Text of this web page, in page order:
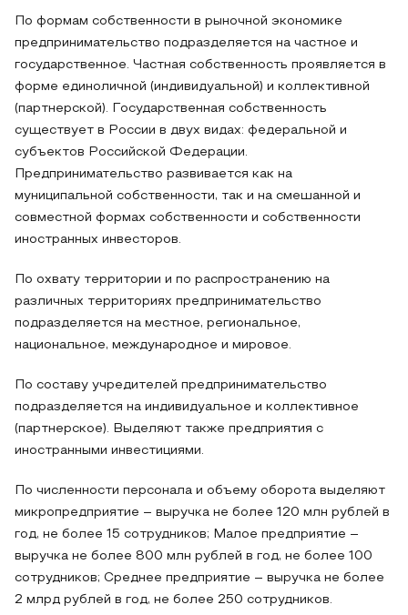
По формам собственности в рыночной экономике
предпринимательство подразделяется на частное и
государственное. Частная собственность проявляется в
форме единоличной (индивидуальной) и коллективной
(партнерской). Государственная собственность
существует в России в двух видах: федеральной и
субъектов Российской Федерации.
Предпринимательство развивается как на
муниципальной собственности, так и на смешанной и
совместной формах собственности и собственности
иностранных инвесторов.
По охвату территории и по распространению на
различных территориях предпринимательство
подразделяется на местное, региональное,
национальное, международное и мировое.
По составу учредителей предпринимательство
подразделяется на индивидуальное и коллективное
(партнерское). Выделяют также предприятия с
иностранными инвестици­ями.
По численности персонала и объему оборота выделяют
микропредприятие – выручка не более 120 млн рублей в
год, не более 15 сотрудников; Малое предприятие –
выручка не более 800 млн рублей в год, не более 100
сотрудников; Среднее предприятие – выручка не более
2 млрд рублей в год, не более 250 сотрудников.